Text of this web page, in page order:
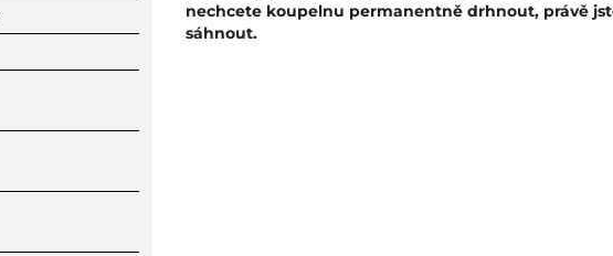
nechcete koupelnu permanentně drhnout, právě
sáhnout.